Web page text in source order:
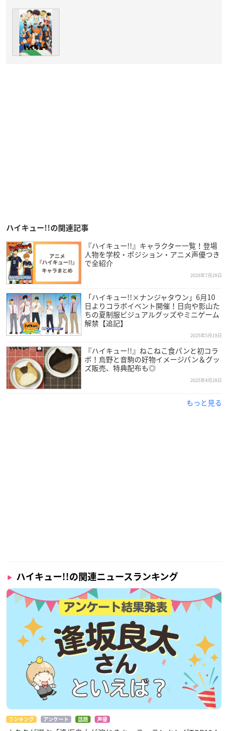
ハイキュー!!の関連記事
『ハイキュー!!』キャラクター一覧！登場
人物を学校・ポジション・アニメ声優つき
で全紹介
2026年7月28日
「ハイキュー!!×ナンジャタウン」6月10
日よりコラボイベント開催！日向や影山た
ちの夏制服ビジュアルグッズやミニゲーム
解禁【追記】
2025年5月19日
『ハイキュー!!』ねこねこ食パンと初コラ
ボ！烏野と音駒の好物イメージパン＆グッ
ズ販売、特典配布も◎
2025年4月28日
もっと見る
ハイキュー!!の関連ニュースランキング
ランキング アンケート 話題 声優